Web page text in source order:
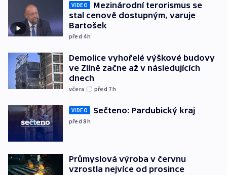
VIDEO
Mezinárodní terorismus se
stal cenově dostupným, varuje
Bartošek
před 4h
Demolice vyhořelé výškové budovy
ve Zlíně začne až v následujících
dnech
včera před 7h
VIDEO Sečteno: Pardubický kraj
před 8h
Průmyslová výroba v červnu
vzrostla nejvíce od prosince